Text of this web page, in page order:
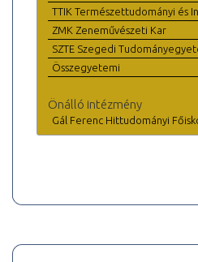
TTIK Természettudományi és
ZMK Zeneművészeti Kar
SZTE Szegedi
Összegyetemi
Önálló intézmény
Gál Ferenc Hittudományi